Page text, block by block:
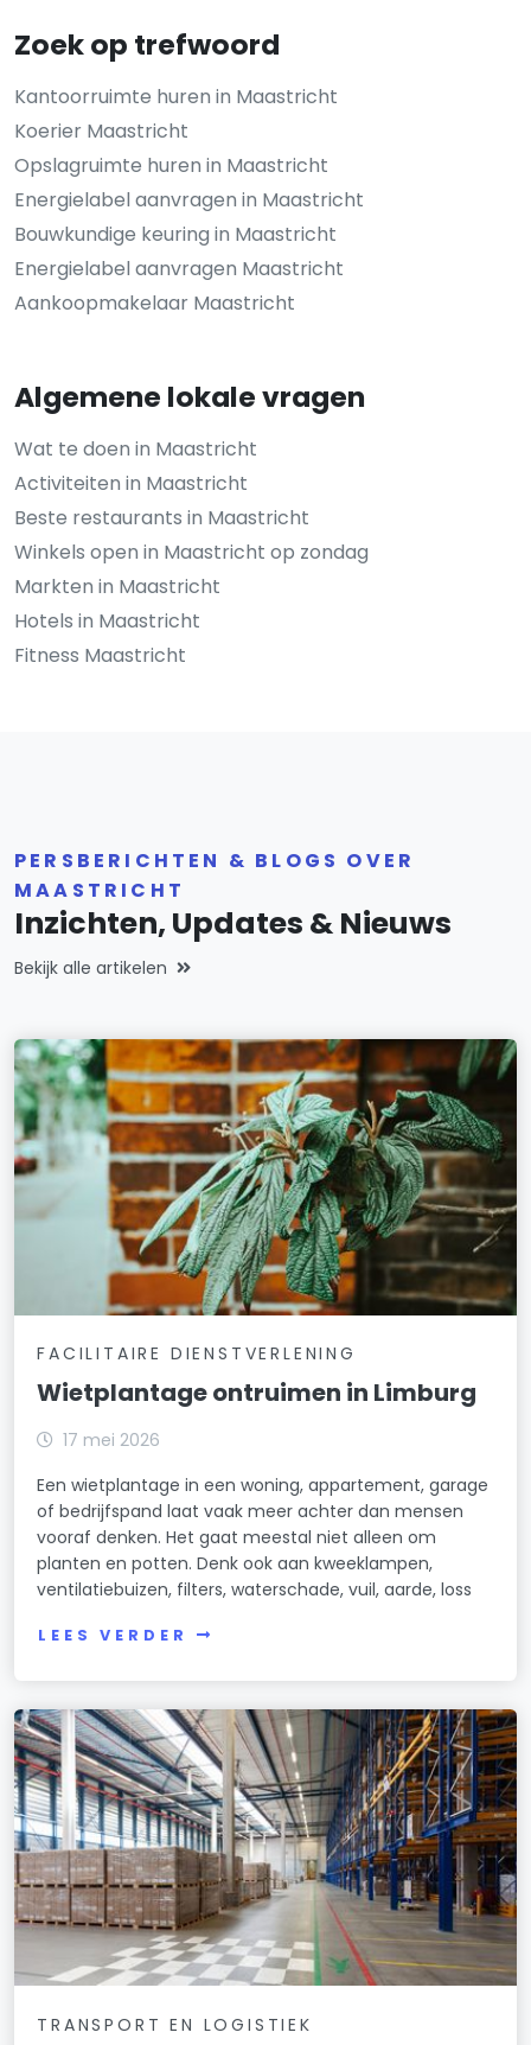
Zoek op trefwoord
Kantoorruimte huren in Maastricht
Koerier Maastricht
Opslagruimte huren in Maastricht
Energielabel aanvragen in Maastricht
Bouwkundige keuring in Maastricht
Energielabel aanvragen Maastricht
Aankoopmakelaar Maastricht
Algemene lokale vragen
Wat te doen in Maastricht
Activiteiten in Maastricht
Beste restaurants in Maastricht
Winkels open in Maastricht op zondag
Markten in Maastricht
Hotels in Maastricht
Fitness Maastricht
PERSBERICHTEN & BLOGS OVER
MAASTRICHT
Inzichten, Updates & Nieuws
Bekijk alle artikelen
FACILITAIRE DIENSTVERLENING
Wietplantage ontruimen in Limburg
17 mei 2026
Een wietplantage in een woning, appartement, garage
of bedrijfspand laat vaak meer achter dan mensen
vooraf denken. Het gaat meestal niet alleen om
planten en potten. Denk ook aan kweeklampen,
ventilatiebuizen, filters, waterschade, vuil, aarde, loss
LEES VERDER
TRANSPORT EN LOGISTIEK